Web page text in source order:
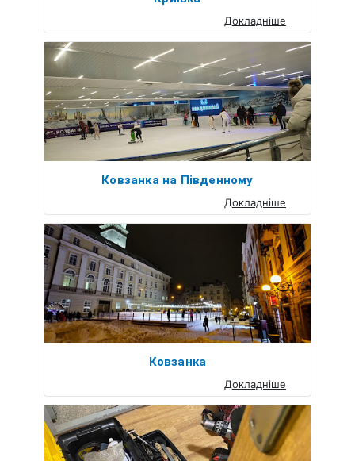
Докладніше
Ковзанка на Південному
Докладніше
Ковзанка
Докладніше